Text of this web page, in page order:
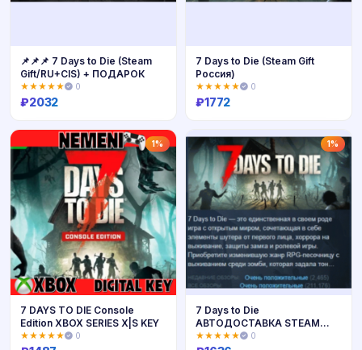
Купить
📌📌📌 7 Days to Die (Steam
Gift/RU+CIS) + ПОДАРОК
★★★★★ 0
₽2032
Купить
7 Days to Die (Steam Gift
Россия)
★★★★★ 0
₽1772
1%
7 DAYS TO DIE Console
Edition XBOX SERIES X|S KEY
★★★★★ 0
1%
7 Days to Die
АВТОДОСТАВКА STEAM
РОССИЯ
★★★★★ 0